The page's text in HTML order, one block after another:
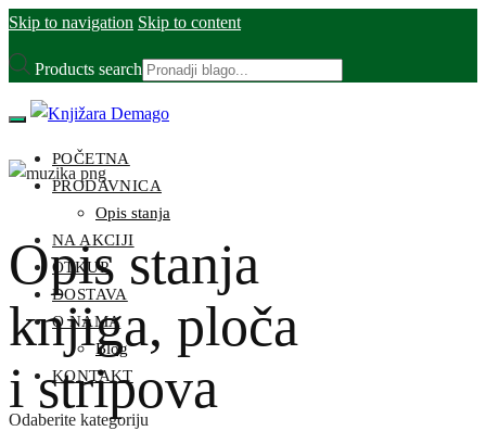
Skip to navigation Skip to content
Products search
POČETNA
PRODAVNICA
Opis stanja
NA AKCIJI
OTKUP
DOSTAVA
O NAMA
Blog
KONTAKT
Odaberite kategoriju
Opis stanja
knjiga, ploča
i stripova